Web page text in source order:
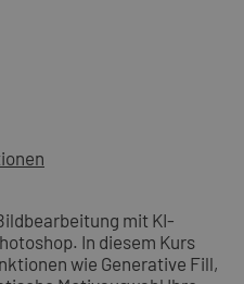
mit KI-
In diesem Kurs
wie Generative Fill,